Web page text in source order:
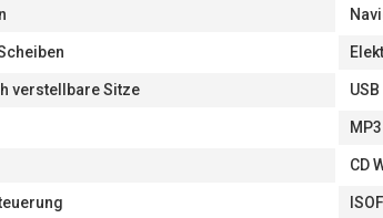
verstellbare Sitze USB
CD